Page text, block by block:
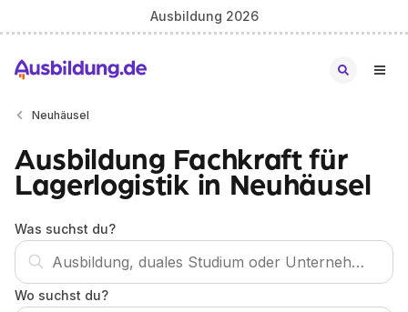
Ausbildung 2026
Neuhäusel
Ausbildung Fachkraft für
Lagerlogistik in Neuhäusel
Was suchst du?
Wo suchst du?